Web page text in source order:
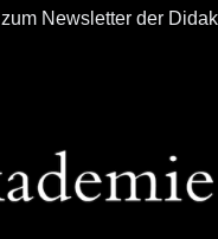
Newsletter der